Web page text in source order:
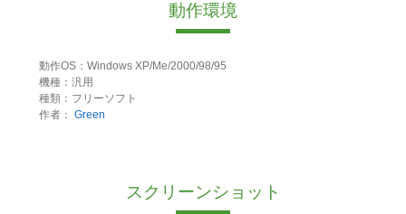
動作環境
動作OS：Windows XP/Me/2000/98/95
機種：汎用
種類：フリーソフト
作者： Green
スクリーンショット